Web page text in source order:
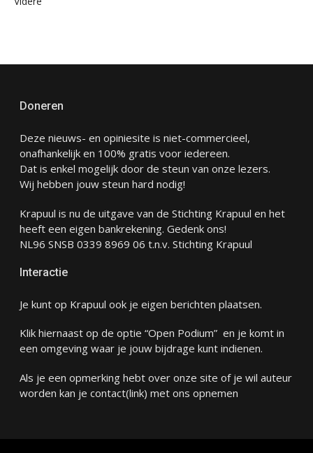
Doneren
Deze nieuws- en opiniesite is niet-commercieel,
onafhankelijk en 100% gratis voor iedereen.
Dat is enkel mogelijk door de steun van onze lezers.
Wij hebben jouw steun hard nodig!
Krapuul is nu de uitgave van de Stichting Krapuul en het
heeft een eigen bankrekening. Gedenk ons!
NL96 SNSB 0339 8969 06 t.n.v. Stichting Krapuul
Interactie
Je kunt op Krapuul ook je eigen berichten plaatsen.
Klik hiernaast op de optie “Open Podium” en je komt in
een omgeving waar je jouw bijdrage kunt indienen.
Als je een opmerking hebt over onze site of je wil auteur
worden kan je contact(link) met ons opnemen